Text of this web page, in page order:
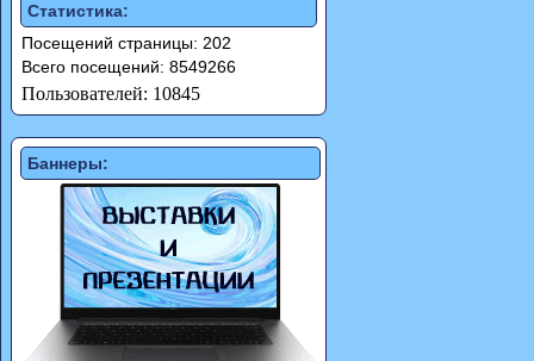
Статистика:
Посещений страницы: 202
Всего посещений: 8549266
Пользователей: 10845
Баннеры: